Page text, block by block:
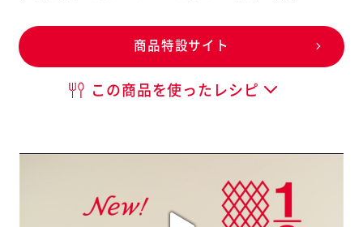
商品特設サイト
この商品を使ったレシピ